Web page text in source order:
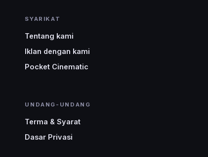
SYARIKAT
Tentang kami
Iklan dengan kami
Pocket Cinematic
UNDANG-UNDANG
Terma & Syarat
Dasar Privasi